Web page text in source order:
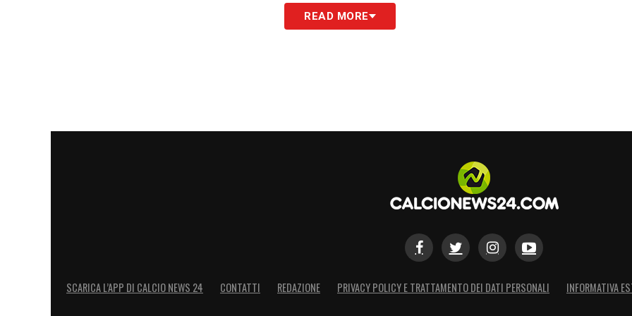
READ MORE
SCARICA L’APP DI CALCIO NEWS 24 CONTATTI REDAZIONE PRIVACY POLICY E TRATTAMENTO DEI DATI PERSONALI INFORMATIVA